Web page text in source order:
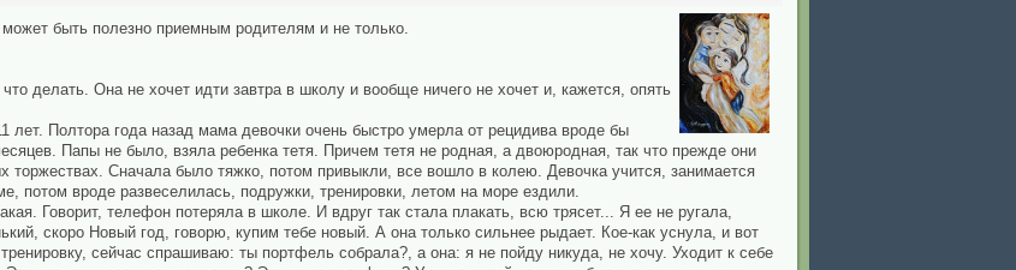
быть полезно приемным родителям и не только.
делать. Она не хочет идти завтра в школу и вообще ничего не хочет и, кажется, опять
лет. Полтора года назад мама девочки очень быстро умерла от рецидива вроде бы
Папы не было, взяла ребенка тетя. Причем тетя не родная, а двоюродная, так что прежде они
торжествах. Сначала было тяжко, потом привыкли, все вошло в колею. Девочка учится, занимается
потом вроде развеселилась, подружки, тренировки, летом на море ездили.
Говорит, телефон потеряла в школе. И вдруг так стала плакать, всю трясет... Я ее не ругала,
скоро Новый год, говорю, купим тебе новый. А она только сильнее рыдает. Кое-как уснула, и вот
сейчас спрашиваю: ты портфель собрала?, а она: я не пойду никуда, не хочу. Уходит к себе